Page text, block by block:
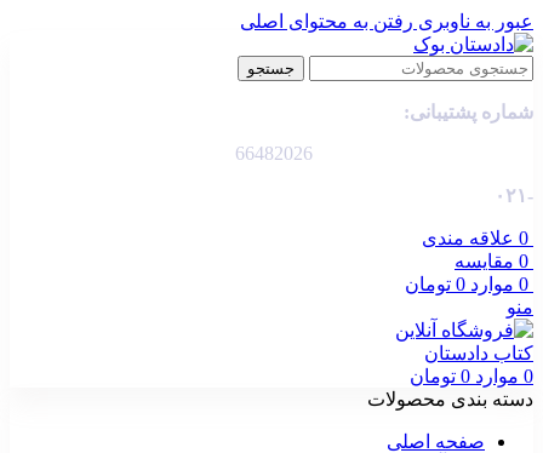
عبور به ناوبری رفتن به محتوای اصلی
جستجو
شماره پشتیبانی:
66482026
-۰۲۱
0 علاقه مندی
0 مقایسه
0 موارد 0 تومان
منو
0 موارد 0 تومان
دسته بندی محصولات
صفحه اصلی